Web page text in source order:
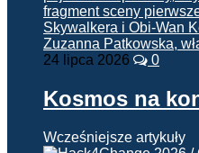
24 lipca 2026 0
Kosmos na
Wcześniejsze artykuły